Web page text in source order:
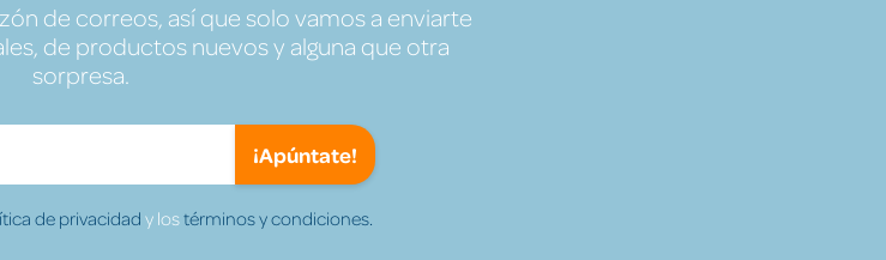
de correos, así que solo vamos a enviarte
de productos nuevos y alguna que otra
sorpresa.
¡Apúntate!
de privacidady lostérminos y condiciones.